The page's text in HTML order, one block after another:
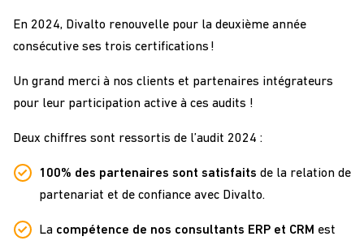
En 2024, Divalto renouvelle pour la deuxième année
consécutive ses trois certifications !
Un grand merci à nos clients et partenaires intégrateurs
pour leur participation active à ces audits !
Deux chiffres sont ressortis de l’audit 2024 :
100% des partenaires sont satisfaits de la relation de
partenariat et de confiance avec Divalto.
La compétence de nos consultants ERP et CRM est